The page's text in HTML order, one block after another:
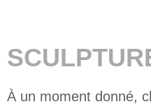
À un moment donné,